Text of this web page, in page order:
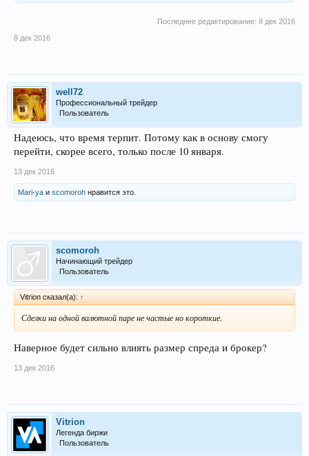
Последнее редактирование: 8 дек 2016
8 дек 2016
well72
Профессиональный трейдер
Пользователь
Надеюсь, что время терпит. Потому как в основу смогу
перейти, скорее всего, только после 10 января.
13 дек 2016
Mari-ya и scomoroh нравится это.
scomoroh
Начинающий трейдер
Пользователь
Vitrion сказал(а): ↑
Сделки на одной валютной паре не частые но короткие.
Наверное будет сильно влиять размер спреда и брокер?
13 дек 2016
Vitrion
Легенда биржи
Пользователь